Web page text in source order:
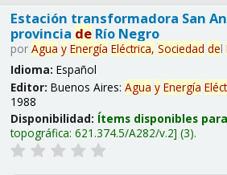
Estación transformadora San
provincia deRío Negro
por Agua y Energía Eléctrica, Sociedad del
Idioma: Español
Editor: Buenos Aires: Agua y Energía
1988
Disponibilidad: Ítems disponibles
topográfica: 621.374.5/A282/v.2 (3).